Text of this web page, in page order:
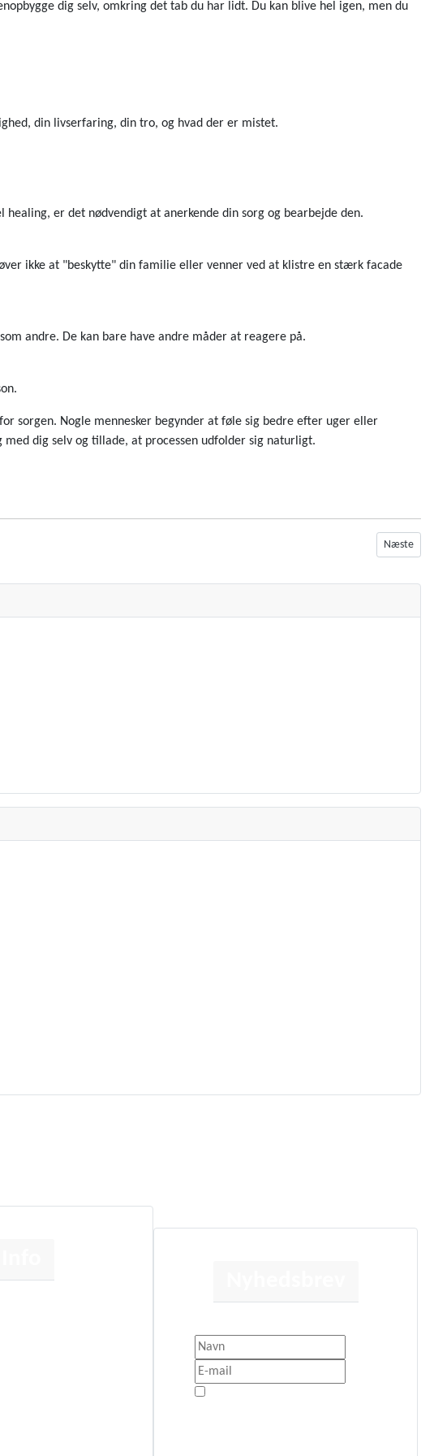
dig selv, omkring det tab du har lidt. Du kan blive hel igen, men du
din livserfaring, din tro, og hvad der er mistet.
er det nødvendigt at anerkende din sorg og bearbejde den.
ikke at "beskytte" din familie eller venner ved at klistre en stærk facade
andre. De kan bare have andre måder at reagere på.
sorgen. Nogle mennesker begynder at føle sig bedre efter uger eller
dig selv og tillade, at processen udfolder sig naturligt.
Næste
Næste